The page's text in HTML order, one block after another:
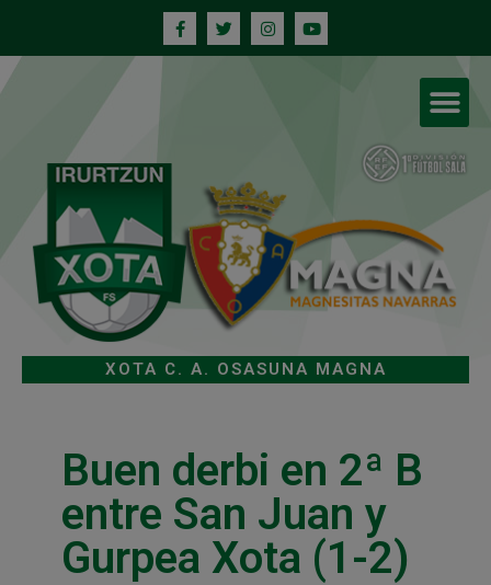
XOTA C. A. OSASUNA MAGNA
Buen derbi en 2ª B
entre San Juan y
Gurpea Xota (1-2)